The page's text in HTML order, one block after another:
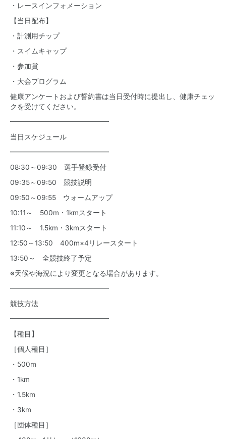
・レースインフォメーション
【当日配布】
・計測用チップ
・スイムキャップ
・参加賞
・大会プログラム
健康アンケートおよび誓約書は当日受付時に提出し、健康チェッ
クを受けてください。
━━━━━━━━━━━━━━
当日スケジュール
━━━━━━━━━━━━━━
08:30～09:30 選手登録受付
09:35～09:50 競技説明
09:50～09:55 ウォームアップ
10:11～ 500m・1kmスタート
11:10～ 1.5km・3kmスタート
12:50～13:50 400m×4リレースタート
13:50～ 全競技終了予定
※天候や海況により変更となる場合があります。
━━━━━━━━━━━━━━
競技方法
━━━━━━━━━━━━━━
【種目】
［個人種目］
・500m
・1km
・1.5km
・3km
［団体種目］